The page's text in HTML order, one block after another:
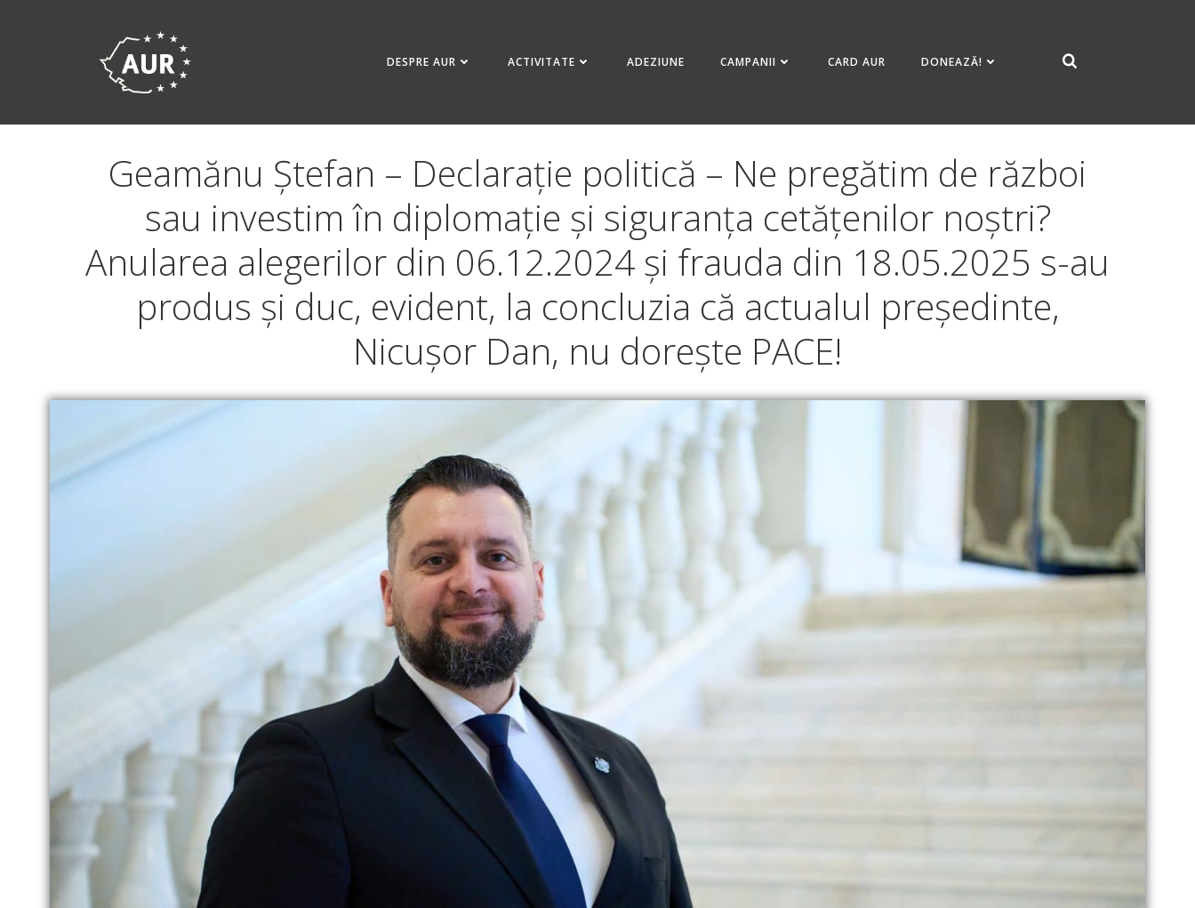
DESPRE AUR ACTIVITATE ADEZIUNE CAMPANII CARD AUR DONEAZĂ!
Geamănu Ștefan – Declarație politică – Ne pregătim de război
sau investim în diplomație și siguranța cetățenilor noștri?
Anularea alegerilor din 06.12.2024 și frauda din 18.05.2025 s-au
produs și duc, evident, la concluzia că actualul președinte,
Nicușor Dan, nu dorește PACE!